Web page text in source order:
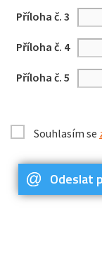
Příloha č. 3
Příloha č. 4
Příloha č. 5
Souhlasím se
Odeslat